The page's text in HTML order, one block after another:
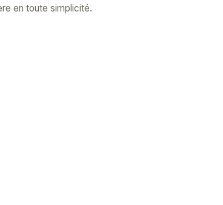
en toute simplicité.